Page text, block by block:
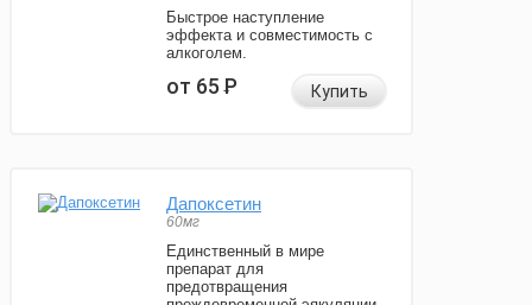
Быстрое наступление
эффекта и совместимость с
алкоголем.
от 65Р Купить
Дапоксетин
60мг
Единственный в мире
препарат для
предотвращения